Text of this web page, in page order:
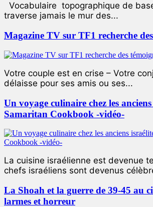
Vocabulaire topographique de
traverse jamais le mur des...
Magazine TV sur TF1 recherche
Votre couple est en crise – Votre
délaisse pour ses amis ou ses...
Un voyage culinaire chez les
Samaritan Cookbook -vidéo-
La cuisine israélienne est devenue
chefs israéliens sont devenus
La Shoah et la guerre de 39-45 au
larmes et horreur